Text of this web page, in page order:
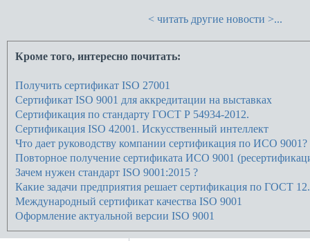
< читать другие новости >...
Кроме того, интересно почитать:
Получить сертификат ISO 27001
Сертификат ISO 9001 для аккредитации на выставках
Сертификация по стандарту ГОСТ Р 54934-2012.
Сертификация ISO 42001. Искусственный интеллект
Что дает руководству компании сертификация по ИСО 9001?
Повторное получение сертификата ИСО 9001
Зачем нужен стандарт ISO 9001:2015 ?
Какие задачи предприятия решает сертификация по ГОСТ
Международный сертификат качества ISO 9001
Оформление актуальной версии ISO 9001